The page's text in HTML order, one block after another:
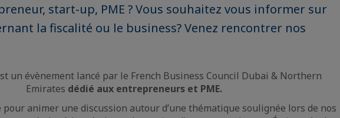
start-up, PME ? Vous souhaitez vous informer sur
la fiscalité ou le business? Venez rencontrer nos
un évènement lancé par le French Business Council Dubai & Northern
Emirates dédié aux entrepreneurs et PME.
animer une discussion autour d’une thématique soulignée lors de nos